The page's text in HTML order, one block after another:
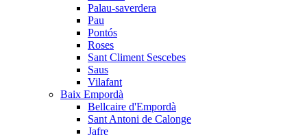
Palau-saverdera
Pau
Pontós
Roses
Sant Climent Sescebes
Saus
Vilafant
Baix Empordà
Bellcaire d'Empordà
Sant Antoni de Calonge
Jafre